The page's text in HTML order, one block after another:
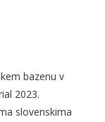
bazenu v
2023.
slovenskima